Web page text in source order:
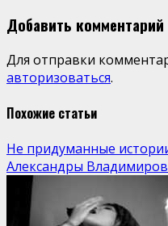
Добавить комментарий
Для отправки
авторизоваться.
Похожие статьи
Не придуманные
Александры